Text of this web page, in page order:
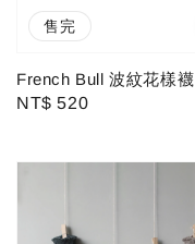
售完
French Bull 波紋花樣襪
Regular
NT$ 520